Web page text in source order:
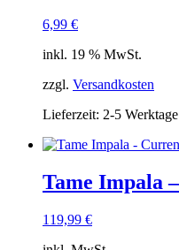
6,99 €
inkl. 19 % MwSt.
zzgl. Versandkosten
Lieferzeit: 2-5
Tame Impala
119,99 €